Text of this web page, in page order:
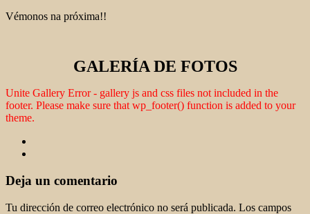
Vémonos na próxima!!
GALERÍA DE FOTOS
Unite Gallery Error - gallery js and css files not included in the
footer. Please make sure that wp_footer() function is added to your
theme.
Deja un comentario
Tu dirección de correo electrónico no será publicada. Los campos